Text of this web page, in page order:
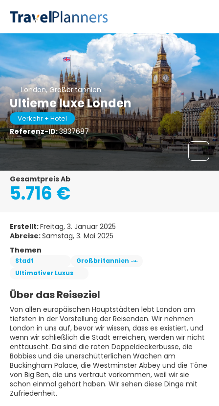
London, Großbritannien
Ultieme luxe Londen
Verkehr + Hotel
Referenz-ID:3837687
Gesamtpreis Ab
5.716 €
Erstellt:Freitag, 3. Januar 2025
Abreise:Samstag, 3. Mai 2025
Themen
Stadt
Großbritannien
Ultimativer Luxus
Über das Reiseziel
Von allen europäischen Hauptstädten lebt London am
tiefsten in der Vorstellung der Reisenden. Wir nehmen
London in uns auf, bevor wir wissen, dass es existiert, und
wenn wir schließlich die Stadt erreichen, werden wir nicht
enttäuscht. Da sind die roten Doppeldeckerbusse, die
Bobbies und die unerschütterlichen Wachen am
Buckingham Palace, die Westminster Abbey und die Töne
von Big Ben, die uns vertraut vorkommen, weil wir sie
schon einmal gehört haben. Wir sehen diese Dinge mit
Zufriedenheit.